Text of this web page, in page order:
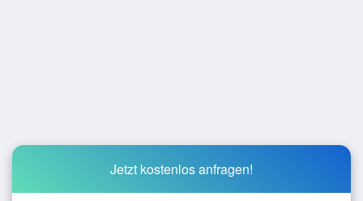
Jetzt kostenlos anfragen!